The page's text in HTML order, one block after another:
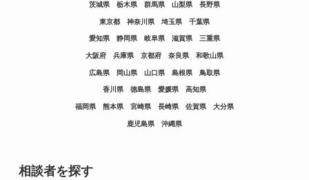
茨城県 栃木県 群馬県 山梨県 長野県
東京都 神奈川県 埼玉県 千葉県
愛知県 静岡県 岐阜県 滋賀県 三重県
大阪府 兵庫県 京都府 奈良県 和歌山県
広島県 岡山県 山口県 島根県 鳥取県
香川県 徳島県 愛媛県 高知県
福岡県 熊本県 宮崎県 長崎県 佐賀県 大分県
鹿児島県 沖縄県
相談者を探す